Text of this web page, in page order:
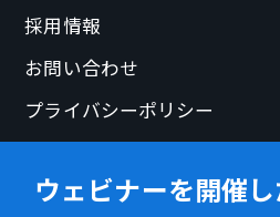
採用情報
お問い合わせ
プライバシーポリシー
ウェビナーを開催